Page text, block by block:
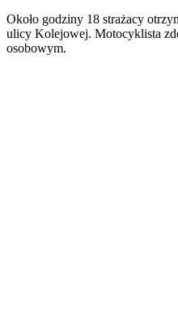
Około godziny 18 strażacy
ulicy Kolejowej. Motocyklista
osobowym.